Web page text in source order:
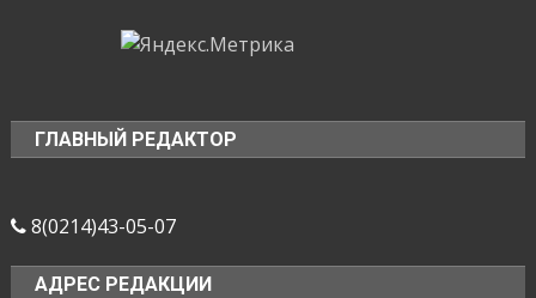
ГЛАВНЫЙ РЕДАКТОР
8(0214)43-05-07
АДРЕС РЕДАКЦИИ